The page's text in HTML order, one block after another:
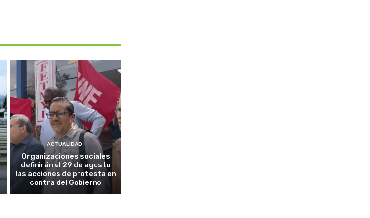
ACTUALIDAD
Organizaciones sociales
definirán el 29 de agosto
las acciones de protesta en
contra del Gobierno